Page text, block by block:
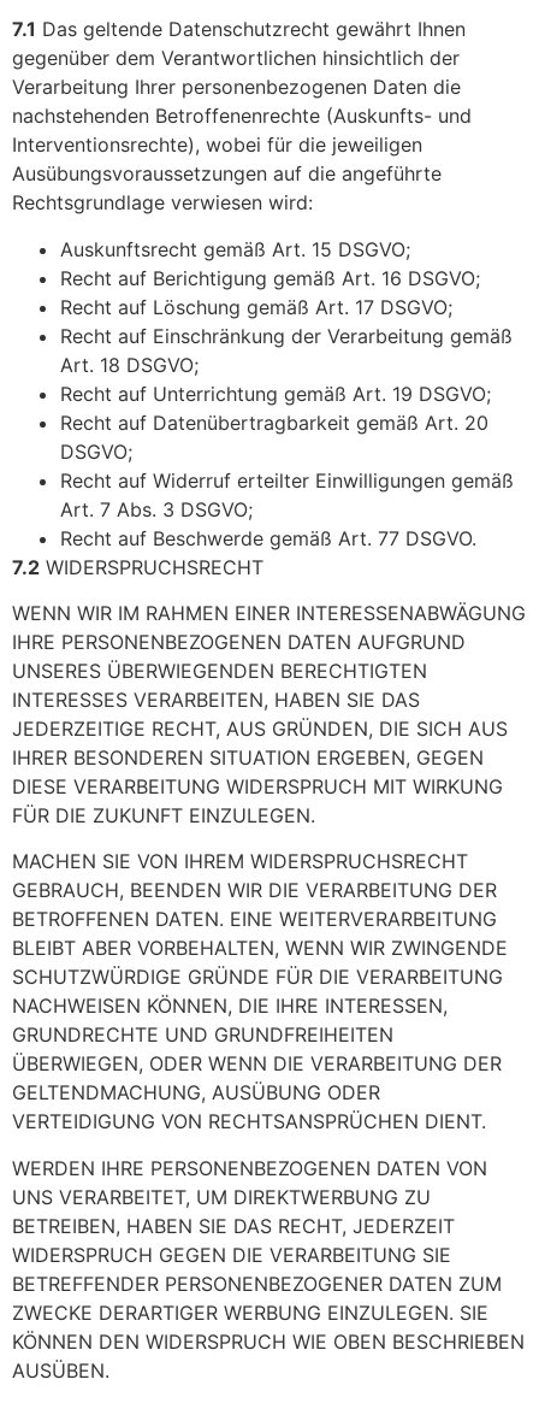
7.1 Das geltende Datenschutzrecht gewährt Ihnen
gegenüber dem Verantwortlichen hinsichtlich der
Verarbeitung Ihrer personenbezogenen Daten die
nachstehenden Betroffenenrechte (Auskunfts- und
Interventionsrechte), wobei für die jeweiligen
Ausübungsvoraussetzungen auf die angeführte
Rechtsgrundlage verwiesen wird:
Auskunftsrecht gemäß Art. 15 DSGVO;
Recht auf Berichtigung gemäß Art. 16 DSGVO;
Recht auf Löschung gemäß Art. 17 DSGVO;
Recht auf Einschränkung der Verarbeitung gemäß
Art. 18 DSGVO;
Recht auf Unterrichtung gemäß Art. 19 DSGVO;
Recht auf Datenübertragbarkeit gemäß Art. 20
DSGVO;
Recht auf Widerruf erteilter Einwilligungen gemäß
Art. 7 Abs. 3 DSGVO;
Recht auf Beschwerde gemäß Art. 77 DSGVO.
7.2 WIDERSPRUCHSRECHT
WENN WIR IM RAHMEN EINER INTERESSENABWÄGUNG
IHRE PERSONENBEZOGENEN DATEN AUFGRUND
UNSERES ÜBERWIEGENDEN BERECHTIGTEN
INTERESSES VERARBEITEN, HABEN SIE DAS
JEDERZEITIGE RECHT, AUS GRÜNDEN, DIE SICH AUS
IHRER BESONDEREN SITUATION ERGEBEN, GEGEN
DIESE VERARBEITUNG WIDERSPRUCH MIT WIRKUNG
FÜR DIE ZUKUNFT EINZULEGEN.
MACHEN SIE VON IHREM WIDERSPRUCHSRECHT
GEBRAUCH, BEENDEN WIR DIE VERARBEITUNG DER
BETROFFENEN DATEN. EINE WEITERVERARBEITUNG
BLEIBT ABER VORBEHALTEN, WENN WIR ZWINGENDE
SCHUTZWÜRDIGE GRÜNDE FÜR DIE VERARBEITUNG
NACHWEISEN KÖNNEN, DIE IHRE INTERESSEN,
GRUNDRECHTE UND GRUNDFREIHEITEN
ÜBERWIEGEN, ODER WENN DIE VERARBEITUNG DER
GELTENDMACHUNG, AUSÜBUNG ODER
VERTEIDIGUNG VON RECHTSANSPRÜCHEN DIENT.
WERDEN IHRE PERSONENBEZOGENEN DATEN VON
UNS VERARBEITET, UM DIREKTWERBUNG ZU
BETREIBEN, HABEN SIE DAS RECHT, JEDERZEIT
WIDERSPRUCH GEGEN DIE VERARBEITUNG SIE
BETREFFENDER PERSONENBEZOGENER DATEN ZUM
ZWECKE DERARTIGER WERBUNG EINZULEGEN. SIE
KÖNNEN DEN WIDERSPRUCH WIE OBEN BESCHRIEBEN
AUSÜBEN.